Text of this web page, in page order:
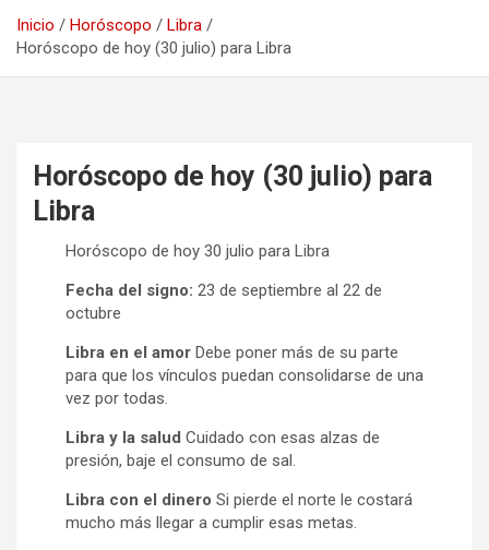
Inicio Horóscopo
Libra
Horóscopo de hoy (30 julio) para Libra
Horóscopo de hoy (30 julio) para
Libra
Horóscopo de hoy 30 julio para Libra
Fecha del signo: 23 de septiembre al 22 de
octubre
Libra en el amor Debe poner más de su parte
para que los vínculos puedan consolidarse de una
vez por todas.
Libra y la salud Cuidado con esas alzas de
presión, baje el consumo de sal.
Libra con el dinero Si pierde el norte le costará
mucho más llegar a cumplir esas metas.